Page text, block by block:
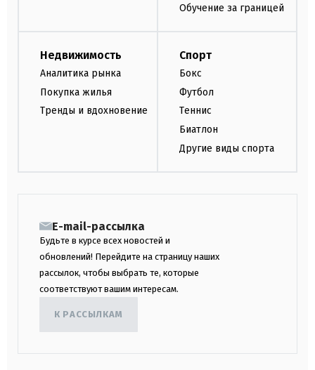
Обучение за границей
Недвижимость
Аналитика рынка
Покупка жилья
Тренды и вдохновение
Спорт
Бокс
Футбол
Теннис
Биатлон
Другие виды спорта
E-mail-рассылка
Будьте в курсе всех новостей и
обновлений! Перейдите на страницу наших
рассылок, чтобы выбрать те, которые
соответствуют вашим интересам.
К РАССЫЛКАМ